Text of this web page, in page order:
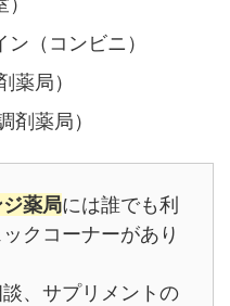
（コンビニ）
薬局）
剤薬局）
薬局には誰でも利
クコーナーがあり
、サプリメントの